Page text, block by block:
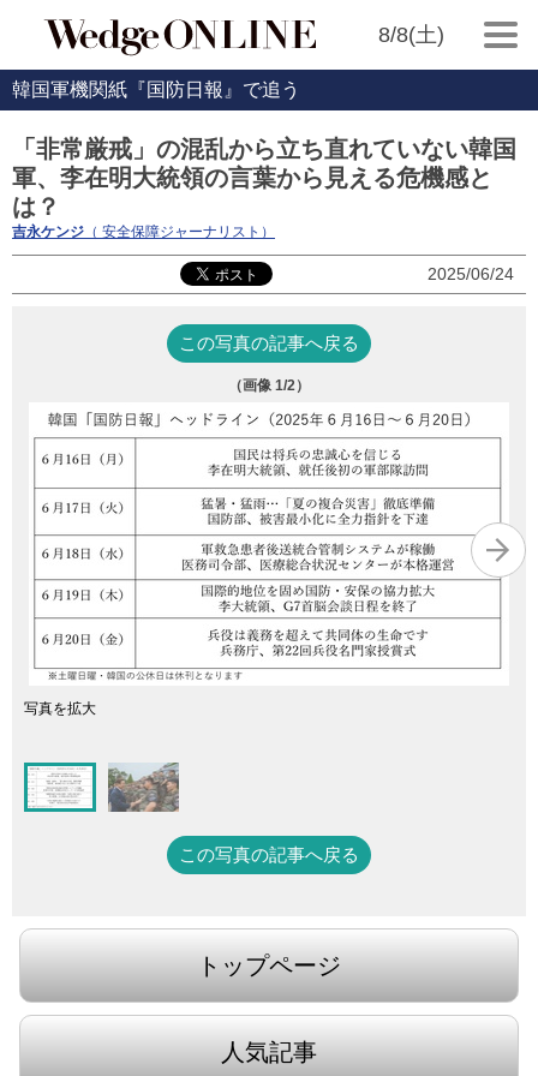
8/8(土)
韓国軍機関紙『国防日報』で追う
「非常厳戒」の混乱から立ち直れていない韓国
軍、李在明大統領の言葉から見える危機感と
は？
吉永ケンジ （ 安全保障ジャーナリスト）
2025/06/24
この写真の記事へ戻る
（画像 1/2）
写真を拡大
この写真の記事へ戻る
トップページ
人気記事